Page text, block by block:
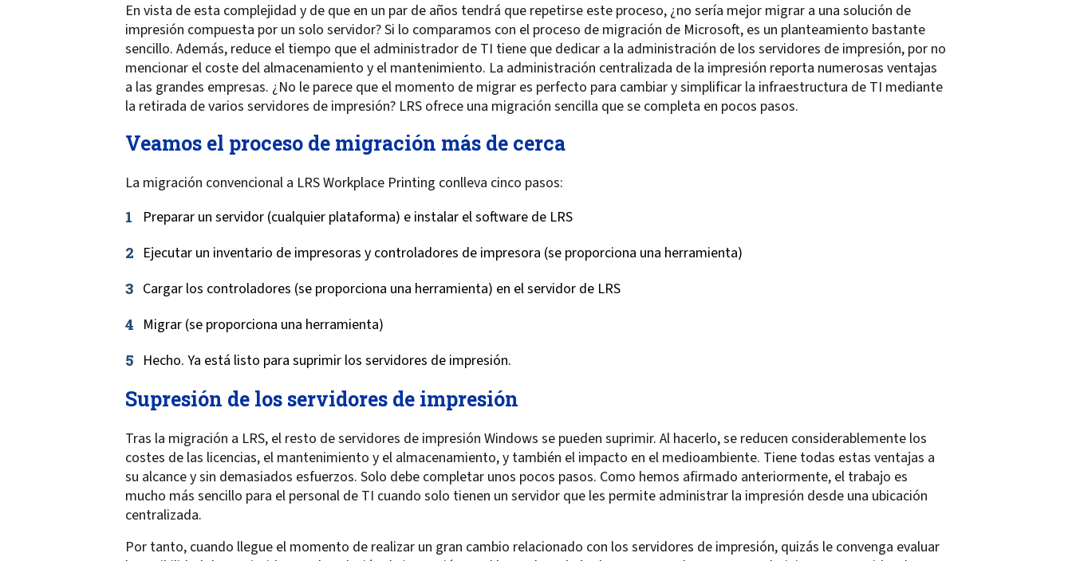
En vista de esta complejidad y de que en un par de años tendrá que repetirse este proceso, ¿no sería mejor migrar a una solución de
impresión compuesta por un solo servidor? Si lo comparamos con el proceso de migración de Microsoft, es un planteamiento bastante
sencillo. Además, reduce el tiempo que el administrador de TI tiene que dedicar a la administración de los servidores de impresión, por no
mencionar el coste del almacenamiento y el mantenimiento. La administración centralizada de la impresión reporta numerosas ventajas
a las grandes empresas. ¿No le parece que el momento de migrar es perfecto para cambiar y simplificar la infraestructura de TI mediante
la retirada de varios servidores de impresión? LRS ofrece una migración sencilla que se completa en pocos pasos.
Veamos el proceso de migración más de cerca
La migración convencional a LRS Workplace Printing conlleva cinco pasos:
Preparar un servidor (cualquier plataforma) e instalar el software de LRS
Ejecutar un inventario de impresoras y controladores de impresora (se proporciona una herramienta)
Cargar los controladores (se proporciona una herramienta) en el servidor de LRS
Migrar (se proporciona una herramienta)
Hecho. Ya está listo para suprimir los servidores de impresión.
Supresión de los servidores de impresión
Tras la migración a LRS, el resto de servidores de impresión Windows se pueden suprimir. Al hacerlo, se reducen considerablemente los
costes de las licencias, el mantenimiento y el almacenamiento, y también el impacto en el medioambiente. Tiene todas estas ventajas a
su alcance y sin demasiados esfuerzos. Solo debe completar unos pocos pasos. Como hemos afirmado anteriormente, el trabajo es
mucho más sencillo para el personal de TI cuando solo tienen un servidor que les permite administrar la impresión desde una ubicación
centralizada.
Por tanto, cuando llegue el momento de realizar un gran cambio relacionado con los servidores de impresión, quizás le convenga evaluar